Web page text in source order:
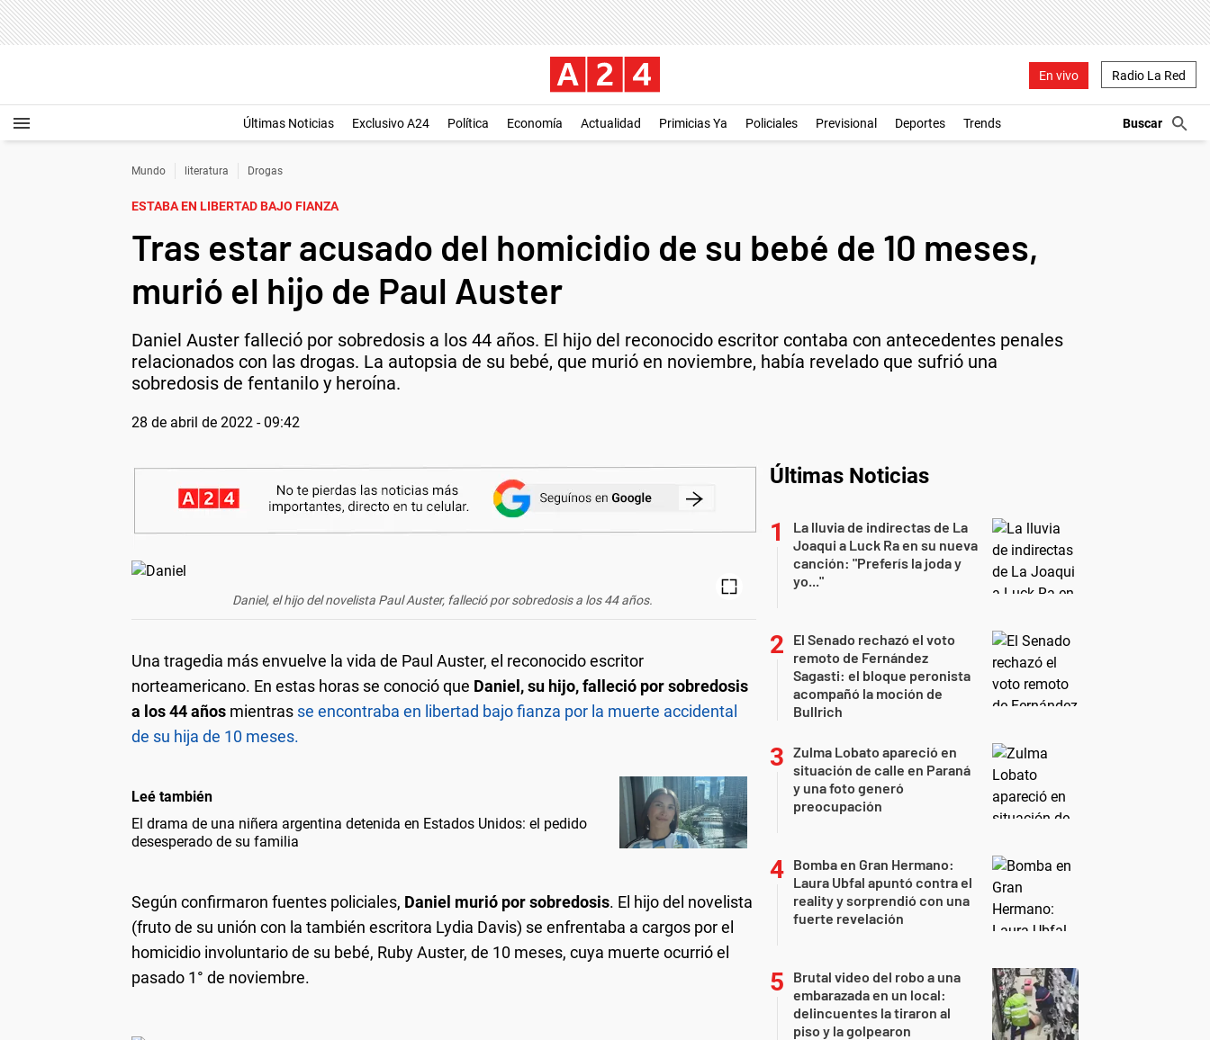
En vivo Radio La Red
Últimas Noticias Exclusivo A24 Política Economía Actualidad Primicias Ya Policiales Previsional Deportes Trends
Mundo literatura Drogas
ESTABA EN LIBERTAD BAJO FIANZA
Tras estar acusado del homicidio de su bebé de 10 meses,
murió el hijo de Paul Auster
Daniel Auster falleció por sobredosis a los 44 años. El hijo del reconocido escritor contaba con antecedentes penales
relacionados con las drogas. La autopsia de su bebé, que murió en noviembre, había revelado que sufrió una
sobredosis de fentanilo y heroína.
28 de abril de 2022 - 09:42
Daniel, el hijo del novelista Paul Auster, falleció por sobredosis a los 44 años.
Una tragedia más envuelve la vida de Paul Auster, el reconocido escritor
norteamericano. En estas horas se conoció que Daniel, su hijo, falleció por sobredosis
a los 44 años mientras se encontraba en libertad bajo fianza por la muerte accidental
de su hija de 10 meses.
Leé también
El drama de una niñera argentina detenida en Estados Unidos: el pedido
desesperado de su familia
Según confirmaron fuentes policiales, Daniel murió por sobredosis. El hijo del novelista
(fruto de su unión con la también escritora Lydia Davis) se enfrentaba a cargos por el
homicidio involuntario de su bebé, Ruby Auster, de 10 meses, cuya muerte ocurrió el
pasado 1° de noviembre.
Últimas Noticias
La lluvia de indirectas de La
Joaqui a Luck Ra en su nueva
canción: "Preferís la joda y
yo..."
El Senado rechazó el voto
remoto de Fernández
Sagasti: el bloque peronista
acompañó la moción de
Bullrich
Zulma Lobato apareció en
situación de calle en Paraná
y una foto generó
preocupación
Bomba en Gran Hermano:
Laura Ubfal apuntó contra el
reality y sorprendió con una
fuerte revelación
Brutal video del robo a una
embarazada en un local:
delincuentes la tiraron al
piso y la golpearon